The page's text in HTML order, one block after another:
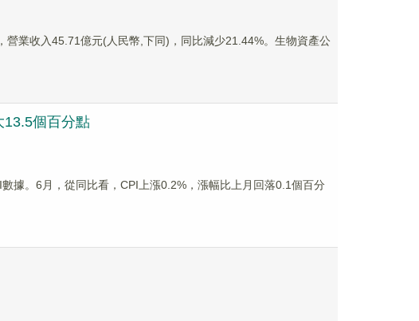
營業收入45.71億元(人民幣,下同)，同比減少21.44%。生物資產公
13.5個百分點
據。6月，從同比看，CPI上漲0.2%，漲幅比上月回落0.1個百分